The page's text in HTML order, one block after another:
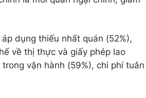
dụng thiếu nhất quán (52%),
về thị thực và giấy phép lao
vận hành (59%), chi phí tuân